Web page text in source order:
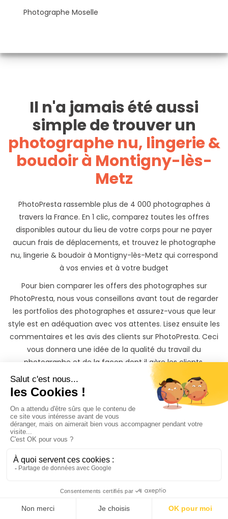
Photographe Moselle
Il n'a jamais été aussi
simple de trouver un
photographe nu, lingerie &
boudoir à Montigny-lès-
Metz
PhotoPresta rassemble plus de 4 000 photographes à
travers la France. En 1 clic, comparez toutes les offres
disponibles autour du lieu de votre corps pour ne payer
aucun frais de déplacements, et trouvez le photographe
nu, lingerie & boudoir à Montigny-lès-Metz qui correspond
à vos envies et à votre budget
Pour bien comparer les offers des photographes sur
PhotoPresta, nous vous conseillons avant tout de regarder
les portfolios des photographes et assurez-vous que leur
style est en adéquation avec vos attentes. Lisez ensuite les
commentaires et les avis des clients sur PhotoPresta. Ceci
vous donnera une idée de la qualité du travail du
photographe et de la façon dont il gère les clients.
Une fois votre choix fait, il ne vous reste ensuite qu’à
discuter avec le photographe nu, lingerie & boudoir à
Montigny-lès-Metz que vous avez sélectionné, et à
réserver en toute simplicité et en toute sécurité votre
photographe pour votre corps.
lès-Metz n’a jamais été aussi simple !
belles photos